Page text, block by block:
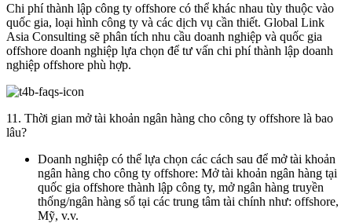
Chi phí thành lập công ty offshore có thể khác nhau tùy thuộc vào
quốc gia, loại hình công ty và các dịch vụ cần thiết. Global Link
Asia Consulting sẽ phân tích nhu cầu doanh nghiệp và quốc gia
offshore doanh nghiệp lựa chọn để tư vấn chi phí thành lập doanh
nghiệp offshore phù hợp.
11. Thời gian mở tài khoản ngân hàng cho công ty offshore là bao
lâu?
Doanh nghiệp có thể lựa chọn các cách sau để mở tài khoản
ngân hàng cho công ty offshore: Mở tài khoản ngân hàng tại
quốc gia offshore thành lập công ty, mở ngân hàng truyền
thống/ngân hàng số tại các trung tâm tài chính như: offshore,
Mỹ, v.v.